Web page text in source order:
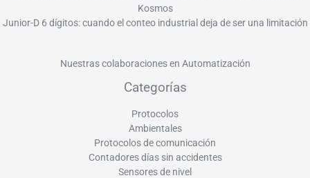
Kosmos
Junior-D 6 dígitos: cuando el conteo industrial deja de ser una limitación
Nuestras colaboraciones en Automatización
Categorías
Protocolos
Ambientales
Protocolos de comunicación
Contadores días sin accidentes
Sensores de nivel